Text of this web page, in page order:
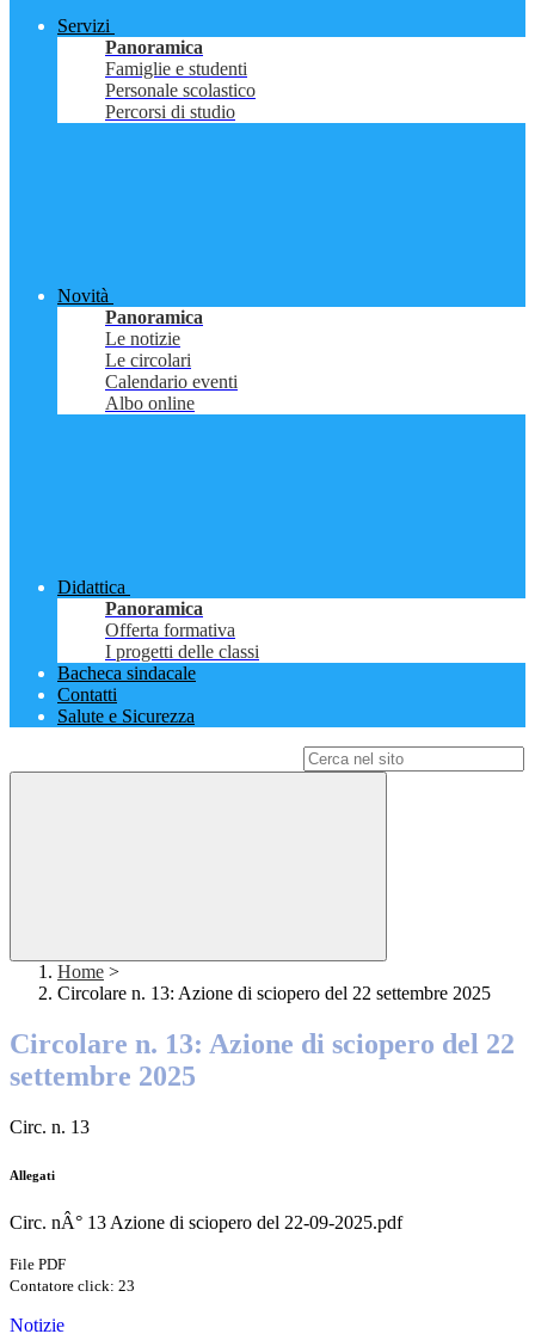
Servizi
Panoramica
Famiglie e studenti
Personale scolastico
Percorsi di studio
Novità
Panoramica
Le notizie
Le circolari
Calendario eventi
Albo online
Didattica
Panoramica
Offerta formativa
I progetti delle classi
Bacheca sindacale
Contatti
Salute e Sicurezza
Home >
Circolare n. 13: Azione di sciopero del 22 settembre 2025
Circolare n. 13: Azione di sciopero del 22
settembre 2025
Circ. n. 13
Allegati
Circ. nÂ° 13 Azione di sciopero del 22-09-2025.pdf
File PDF
Contatore click: 23
Notizie